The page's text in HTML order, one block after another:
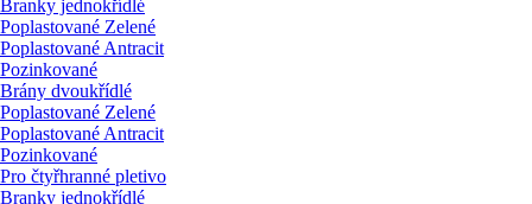
Branky jednokřídlé
Poplastované Zelené
Poplastované Antracit
Pozinkované
Brány dvoukřídlé
Poplastované Zelené
Poplastované Antracit
Pozinkované
Pro čtyřhranné pletivo
Branky jednokřídlé